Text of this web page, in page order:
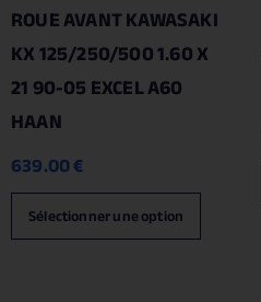
ROUE AVANT KAWASAKI
KX 125/250/500 1.60 X
21 90-05 EXCEL A60
HAAN
639.00€
Sélectionner une option